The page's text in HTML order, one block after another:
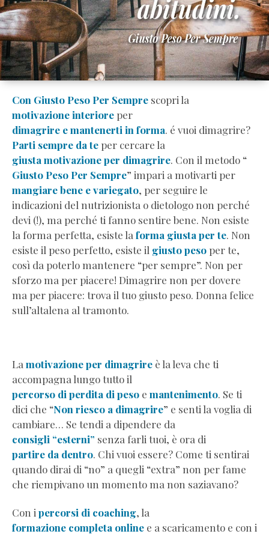
emotive
Dimagrire
senza
contare
le
calorie
Dimagrire
senza
palestra
e
senza
diete
Motivazione
per
dimagrire
davvero
Riattivare
il
metabolismo
per
dimagrire
e
soluzioni
Diventare
magra
naturalmente
Dimagrire
senza
dieta:
guida
Ascoltare
Con Giusto Peso Per Sempre scopri la
motivazione interiore per
dimagrire e mantenerti in forma. é vuoi dimagrire?
Parti sempre da te per cercare la
giusta motivazione per dimagrire. Con il metodo “
Giusto Peso Per Sempre” impari a motivarti per
mangiare bene e variegato, per seguire le
indicazioni del nutrizionista o dietologo non perché
devi (!), ma perché ti fanno sentire bene. Non esiste
la forma perfetta, esiste la forma giusta per te. Non
esiste il peso perfetto, esiste il giusto peso per te,
così da poterlo mantenere “per sempre”. Non per
sforzo ma per piacere! Dimagrire non per dovere
ma per piacere: trova il tuo giusto peso. Donna felice
sull’altalena al tramonto.
La tua vera motivazione
La motivazione per dimagrire è la leva che ti
accompagna lungo tutto il
percorso di perdita di peso e mantenimento. Se ti
dici che “Non riesco a dimagrire” e senti la voglia di
cambiare… Se tendi a dipendere da
consigli “esterni” senza farli tuoi, è ora di
partire da dentro. Chi vuoi essere? Come ti sentirai
quando dirai di “no” a quegli “extra” non per fame
che riempivano un momento ma non saziavano?
Con i percorsi di coaching, la
formazione completa online e a scaricamento e con i